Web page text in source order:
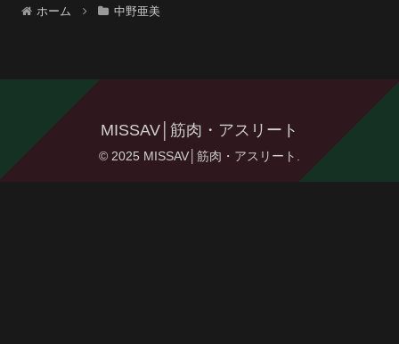
ホーム 中野亜美
MISSAV│筋肉・アスリート
© 2025 MISSAV│筋肉・アスリート.